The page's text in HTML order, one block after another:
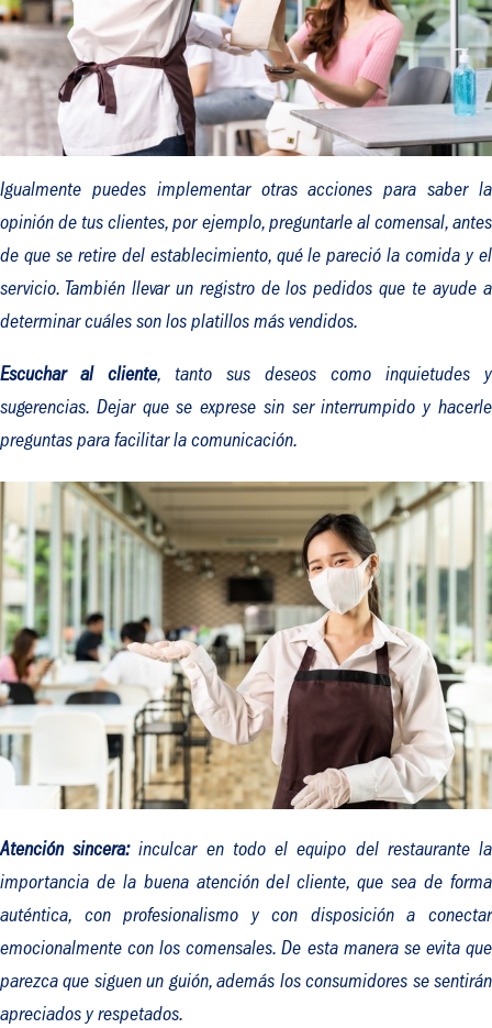
Igualmente puedes implementar otras acciones para saber la
opinión de tus clientes, por ejemplo, preguntarle al comensal, antes
de que se retire del establecimiento, qué le pareció la comida y el
servicio. También llevar un registro de los pedidos que te ayude a
determinar cuáles son los platillos más vendidos.
Escuchar al cliente, tanto sus deseos como inquietudes y
sugerencias. Dejar que se exprese sin ser interrumpido y hacerle
preguntas para facilitar la comunicación.
Atención sincera: inculcar en todo el equipo del restaurante la
importancia de la buena atención del cliente, que sea de forma
auténtica, con profesionalismo y con disposición a conectar
emocionalmente con los comensales. De esta manera se evita que
parezca que siguen un guión, además los consumidores se sentirán
apreciados y respetados.